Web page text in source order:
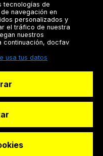
S.L
tecnologías de
navegación en
personalizados y
el tráfico de nuestra
nuestros
continuación, docfav
usa tus datos